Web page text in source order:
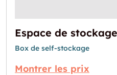
Box de self-stockage
Montrer les prix